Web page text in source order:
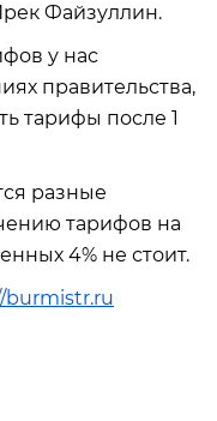
Файзуллин.
у нас
правительства,
тарифы после 1
разные
тарифов на
4% не стоит.
burmistr.ru